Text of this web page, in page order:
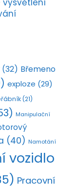
vysvětlení
(32) Břemeno
exploze (29)
(21)
Manipulační
(40) Namotání
vozidlo
Pracovní